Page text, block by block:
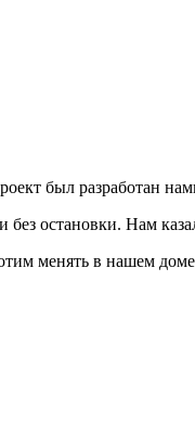
был разработан
без остановки. Нам
менять в нашем